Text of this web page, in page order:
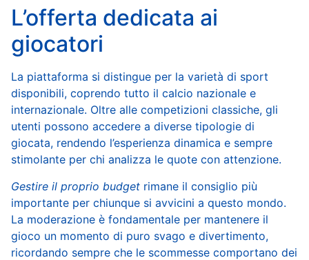
L’offerta dedicata ai
giocatori
La piattaforma si distingue per la varietà di sport
disponibili, coprendo tutto il calcio nazionale e
internazionale. Oltre alle competizioni classiche, gli
utenti possono accedere a diverse tipologie di
giocata, rendendo l’esperienza dinamica e sempre
stimolante per chi analizza le quote con attenzione.
Gestire il proprio budget rimane il consiglio più
importante per chiunque si avvicini a questo mondo.
La moderazione è fondamentale per mantenere il
gioco un momento di puro svago e divertimento,
ricordando sempre che le scommesse comportano dei